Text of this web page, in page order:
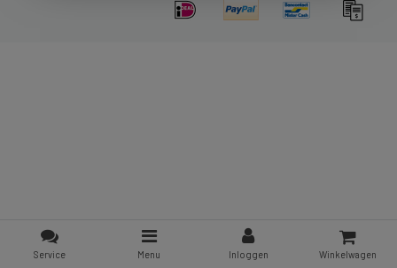
Service Menu Inloggen Winkelwagen